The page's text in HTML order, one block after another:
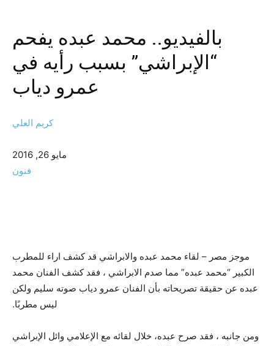
بالفيديو.. محمد عبده يفحم
“الإبراشي” بسبب رأيه في
عمرو دياب
كريم العلي
مايو 26, 2016
فنون
موجز مصر – لقاء محمد عبده والابراشي قد كشف اراء للمطرب
الكبير “محمد عبده” مما صدم الابراشي ، فقد كشف الفنان محمد
عبده عن حقيقة تصريحاته بأن الفنان عمرو دياب صوته سليم ولكن
ليس مطربًا.
ومن جانبه ، فقد صرح عبده، خلال لقائه مع الإعلامي وائل الإبراشي